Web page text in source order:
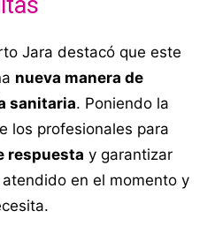
Jara destacó que este
nueva manera de
sanitaria. Poniendo la
los profesionales para
respuesta y garantizar
en el momento y